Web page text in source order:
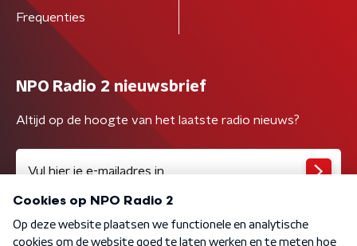
Frequenties
NPO Radio 2 nieuwsbrief
Altijd op de hoogte van het laatste radio nieuws?